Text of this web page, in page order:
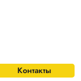
Контакты